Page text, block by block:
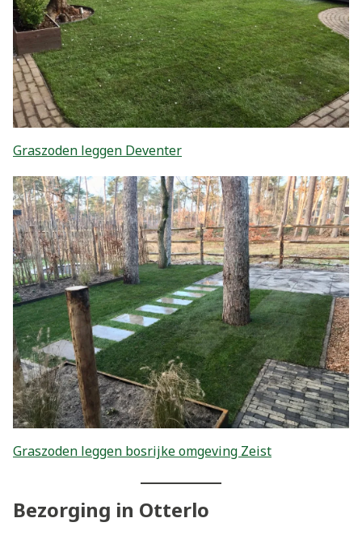
Graszoden leggen Deventer
Graszoden leggen bosrijke omgeving Zeist
Bezorging in Otterlo